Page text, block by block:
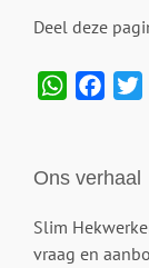
Deel deze
WhatsApp
Ons verhaal
Slim
vraag en